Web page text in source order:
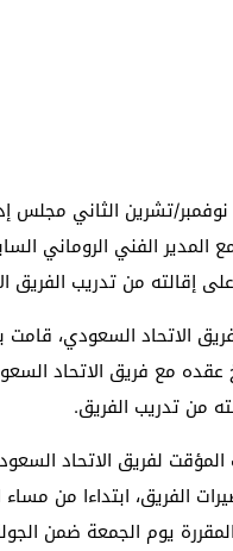
صرح صباح اليوم الموافق لـ 24 نوفمبر/
المدير الفني الروماني
إقالته من تدريب الفريق
الاتحاد السعودي، قامت
مع فريق الاتحاد
من تدريب الفريق.
لفريق الاتحاد
الفريق، ابتداءا من مساء
يوم الجمعة ضمن